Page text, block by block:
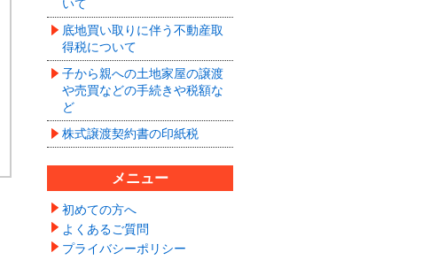
いて
底地買い取りに伴う不動産取
得税について
子から親への土地家屋の譲渡
や売買などの手続きや税額な
ど
株式譲渡契約書の印紙税
メニュー
初めての方へ
よくあるご質問
プライバシーポリシー